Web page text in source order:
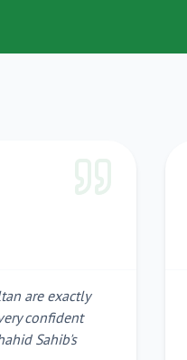
are exactly
confident
Sahib's